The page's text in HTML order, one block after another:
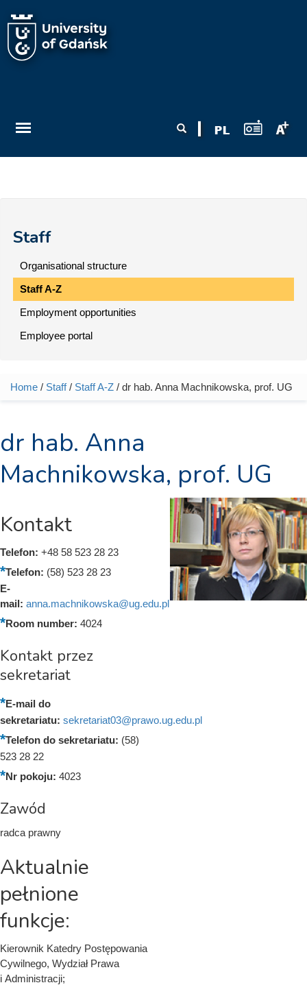
Staff
Organisational structure
Staff A-Z
Employment opportunities
Employee portal
You are here
Home / Staff/ Staff A-Z / dr hab. Anna Machnikowska, prof. UG
dr hab. Anna
Machnikowska, prof. UG
Kontakt
Telefon: +48 58 523 28 23
Telefon: (58) 523 28 23
E-
mail: anna.machnikowska@ug.edu.pl
Room number: 4024
Kontakt przez
sekretariat
E-mail do
sekretariatu: sekretariat03@prawo.ug.edu.pl
Telefon do sekretariatu: (58)
523 28 22
Nr pokoju: 4023
Zawód
radca prawny
Aktualnie
pełnione
funkcje:
Kierownik Katedry Postępowania
Cywilnego, Wydział Prawa
i Administracji;